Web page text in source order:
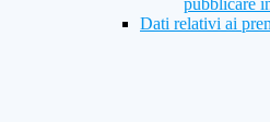
pubblicare
Dati relativi ai